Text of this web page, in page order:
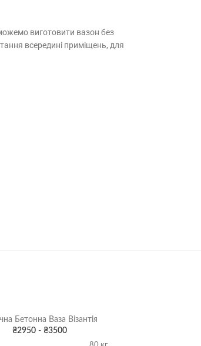
виготовити вазон без
всередині приміщень, для
Бетонна Ваза Візантія
₴2950 - ₴3500